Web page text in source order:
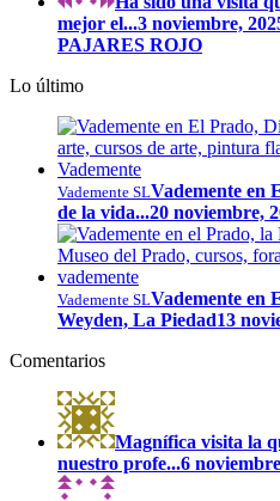
mejor el...3 noviembre,
PAJARES ROJO
Lo último
Vademente SLVademente en
de la vida...20 noviembre,
Vademente SLVademente en
Weyden, La Piedad13
Comentarios
Magnífica visita la
nuestro profe...6